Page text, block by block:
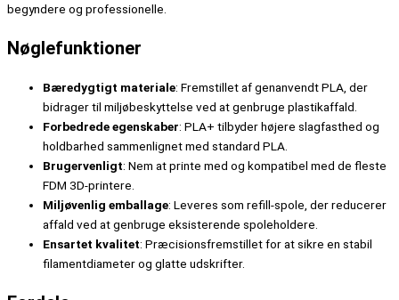
begyndere og professionelle.
Nøglefunktioner
Bæredygtigt materiale: Fremstillet af genanvendt PLA, der
bidrager til miljøbeskyttelse ved at genbruge plastikaffald.
Forbedrede egenskaber: PLA+ tilbyder højere slagfasthed og
holdbarhed sammenlignet med standard PLA.
Brugervenligt: Nem at printe med og kompatibel med de fleste
FDM 3D-printere.
Miljøvenlig emballage: Leveres som refill-spole, der reducerer
affald ved at genbruge eksisterende spoleholdere.
Ensartet kvalitet: Præcisionsfremstillet for at sikre en stabil
filamentdiameter og glatte udskrifter.